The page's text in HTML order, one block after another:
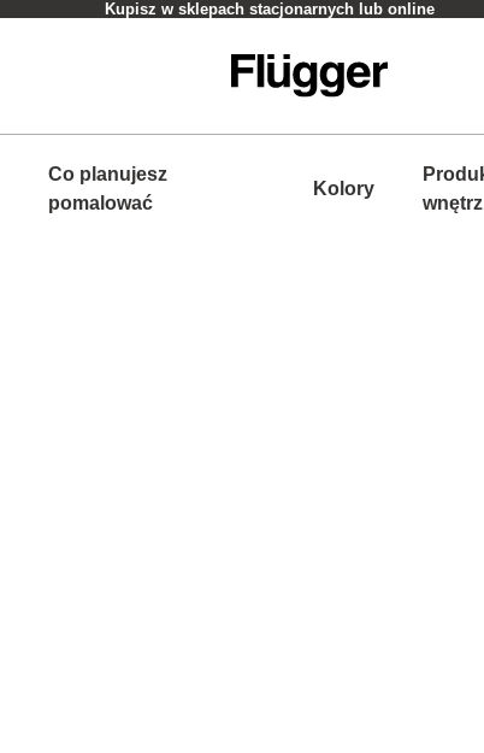
Kupisz w sklepach stacjonarnych lub online
Co planujesz
pomalować
Kolory
wnętrz